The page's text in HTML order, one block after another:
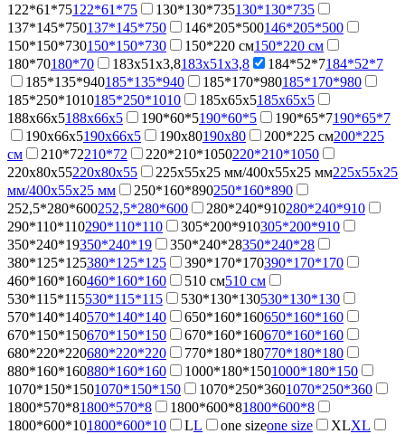
122*61*75122*61*75 130*130*735130*130*735
137*145*750137*145*750 146*205*500146*205*500
150*150*730150*150*730 150*220 см150*220 см
180*70180*70 183х51х3,8183х51х3,8 184*52*7184*52*7
185*135*940185*135*940 185*170*980185*170*980
185*250*1010185*250*1010 185х65х5185х65х5
188х66х5188х66х5 190*60*5190*60*5 190*65*7190*65*7
190х66х5190х66х5 190х80190х80 200*225 см200*225
см
210*72210*72 220*210*1050220*210*1050
220х80х55220х80х55 225х55х25 мм/400х55х25 мм225х55х25
мм/400х55х25 мм
250*160*890250*160*890
252,5*280*600252,5*280*600 280*240*910280*240*910
290*110*110290*110*110 305*200*910305*200*910
350*240*19350*240*19 350*240*28350*240*28
380*125*125380*125*125 390*170*170390*170*170
460*160*160460*160*160 510 см510 см
530*115*115530*115*115 530*130*130530*130*130
570*140*140570*140*140 650*160*160650*160*160
670*150*150670*150*150 670*160*160670*160*160
680*220*220680*220*220 770*180*180770*180*180
880*160*160880*160*160 1000*180*1501000*180*150
1070*150*1501070*150*150 1070*250*3601070*250*360
1800*570*81800*570*8 1800*600*81800*600*8
1800*600*101800*600*10 LL one sizeone size XLXL